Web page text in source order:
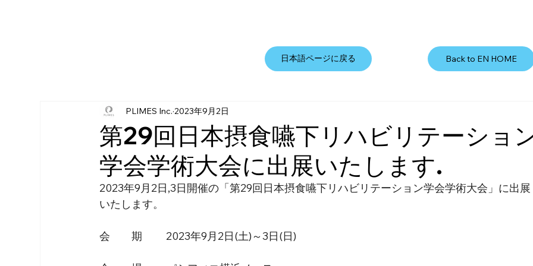
日本語ページに戻る Back to EN HOME
第29回日本摂食嚥下リハビリテーショ
学会学術大会に出展いたします.
PLIMES Inc. 2023年9月2日
2023年9月2日,3日開催の「第29回日本摂食嚥下リハビリテーション学会学術大会」に出展
いたします。
会　　期 　　2023年9月2日(土)～3日(日)